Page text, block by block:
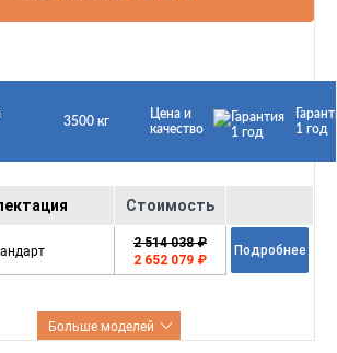
3500 кг
Цена и
качество
1 год
Стоимость
2 514 038 ₽
2 652 079 ₽
Подробнее
Больше моделей